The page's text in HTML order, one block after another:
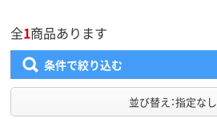
全1商品あります
条件で絞り込む
並び替え：指定なし